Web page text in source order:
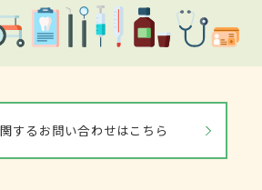
するお問い合わせはこちら